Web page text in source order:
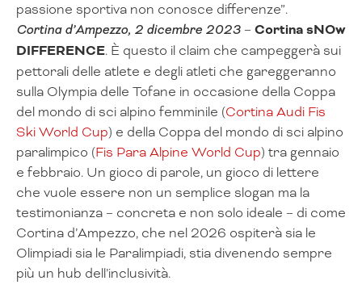
passione sportiva non conosce differenze”.
Cortina d’Ampezzo, 2 dicembre 2023 – Cortina sNOw
DIFFERENCE. È questo il claim che campeggerà sui
pettorali delle atlete e degli atleti che gareggeranno
sulla Olympia delle Tofane in occasione della Coppa
del mondo di sci alpino femminile (Cortina Audi Fis
Ski World Cup) e della Coppa del mondo di sci alpino
paralimpico (Fis Para Alpine World Cup) tra gennaio
e febbraio. Un gioco di parole, un gioco di lettere
che vuole essere non un semplice slogan ma la
testimonianza – concreta e non solo ideale – di come
Cortina d’Ampezzo, che nel 2026 ospiterà sia le
Olimpiadi sia le Paralimpiadi, stia divenendo sempre
più un hub dell’inclusività.